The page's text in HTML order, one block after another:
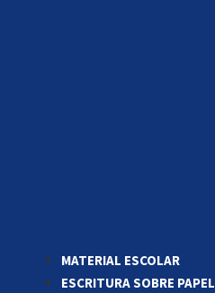
MATERIAL ESCOLAR
ESCRITURA SOBRE PAPEL